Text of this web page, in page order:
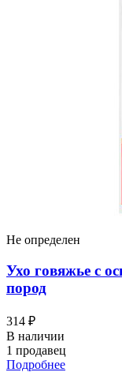
Не определен
Ухо говяжье с
пород
314 ₽
В наличии
1 продавец
Подробнее